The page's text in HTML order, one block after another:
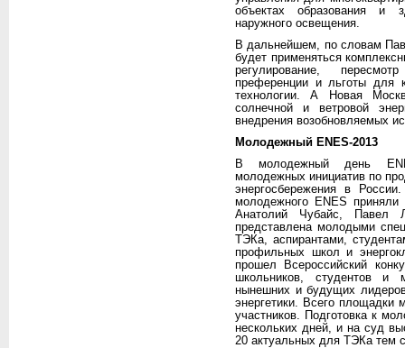
объектах образования и
наружного освещения.
В дальнейшем, по словам
будет применяться
регулирование,
преференции и льготы для
технологии. А Новая
солнечной и ветровой
внедрения возобновляемых
Молодежный ENES-2013
В молодежный день
молодежных инициатив по
энергосбережения в
молодежного ENES
Анатолий Чубайс, Павел
представлена молодыми
ТЭКа, аспирантами,
профильных школ и
прошел Всероссийский
школьников, студентов и
нынешних и будущих
энергетики. Всего
участников. Подготовка к
нескольких дней, и на суд
20 актуальных для ТЭКа тем